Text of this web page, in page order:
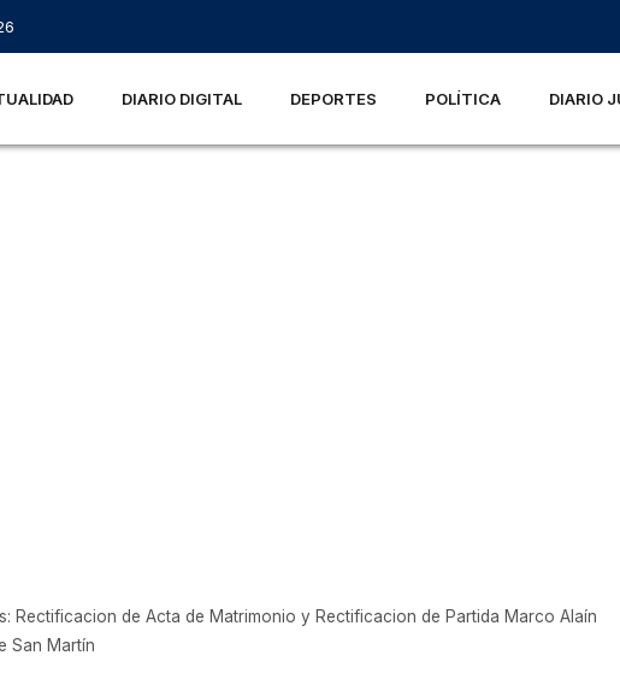
DIARIO DIGITAL DEPORTES POLÍTICA DIARIO
Rectificacion de Acta de Matrimonio y Rectificacion de Partida Marco Alaín
San Martín